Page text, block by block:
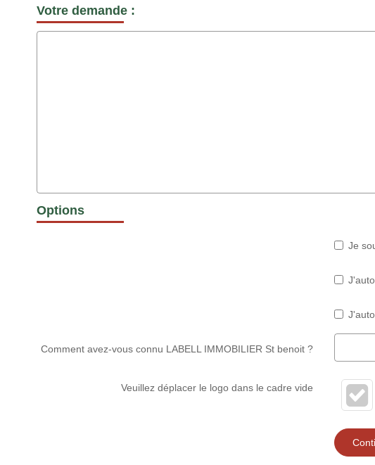
Votre demande :
Options
Je
Comment avez-vous connu LABELL IMMOBILIER St benoit ?
Veuillez déplacer le logo dans le cadre vide